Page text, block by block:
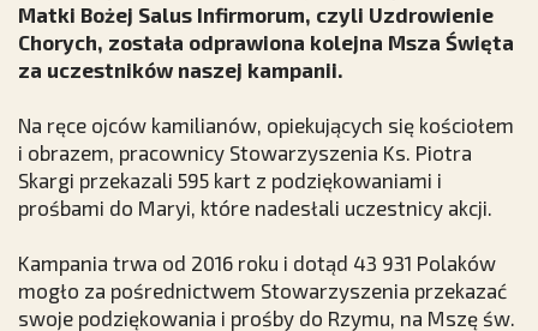
Matki Bożej Salus Infirmorum, czyli Uzdrowienie
Chorych, została odprawiona kolejna Msza Święta
za uczestników naszej kampanii.
Na ręce ojców kamilianów, opiekujących się kościołem
i obrazem, pracownicy Stowarzyszenia Ks. Piotra
Skargi przekazali 595 kart z podziękowaniami i
prośbami do Maryi, które nadesłali uczestnicy akcji.
Kampania trwa od 2016 roku i dotąd 43 931 Polaków
mogło za pośrednictwem Stowarzyszenia przekazać
swoje podziękowania i prośby do Rzymu, na Mszę św.